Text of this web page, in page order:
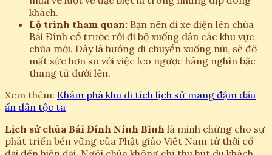
khách.
Lộ trình tham quan: Bạn nên đi xe điện lên chùa
Bái Đính cổ trước rồi đi bộ xuống dần các khu vực
chùa mới. Đây là hướng di chuyển xuống núi, sẽ đỡ
mất sức hơn so với việc leo ngược hàng nghìn bậc
thang từ dưới lên.
Xem thêm: Khám phá khu di tích lịch sử mang đậm dấu
ấn dân tộc ta
Lịch sử chùa Bái Đính Ninh Bình là minh chứng cho sự
phát triển bền vững của Phật giáo Việt Nam từ thời cổ